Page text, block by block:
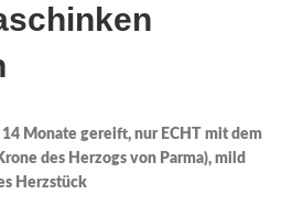
Monate gereift, nur ECHT mit dem
des Herzogs von Parma), mild
Herzstück